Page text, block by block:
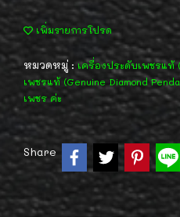
เพิ่มรายการโปรด
หมวดหมู่ : เครื่องประดับเพชรแท้
เพชรแท้ (Genuine Diamond
เพชร ค่ะ
Share